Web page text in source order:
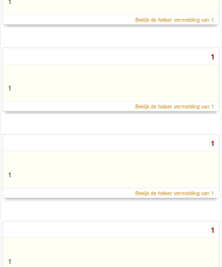
Bekijk de fokker vermelding van 1
1
1
Bekijk de fokker vermelding van 1
1
1
Bekijk de fokker vermelding van 1
1
1